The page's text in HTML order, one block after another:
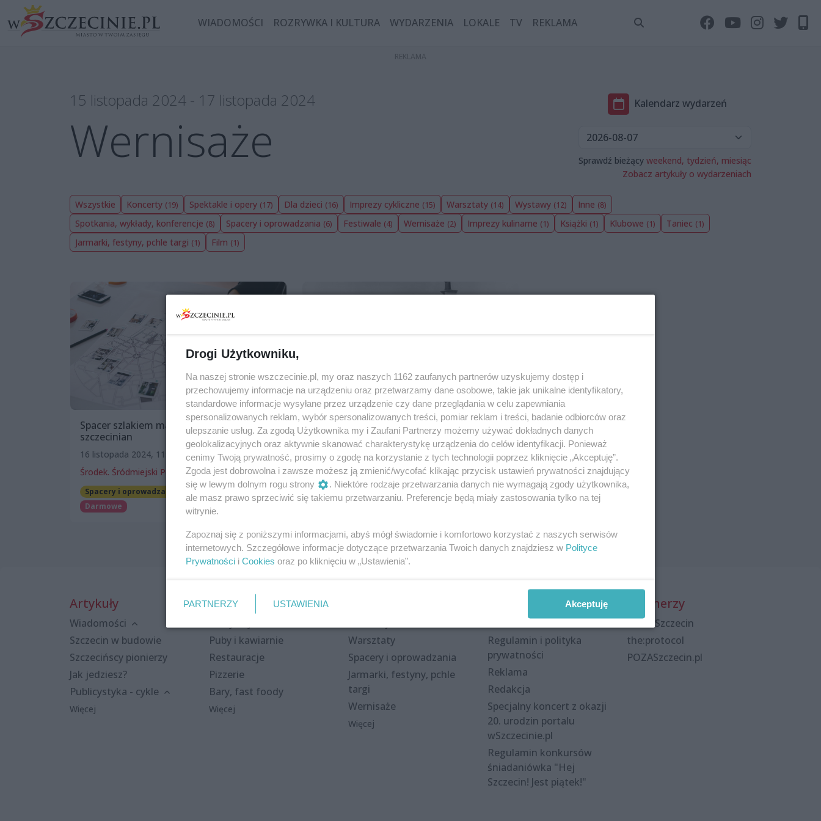
WIADOMOŚCI ROZRYWKA I KULTURA WYDARZENIA LOKALE TV REKLAMA
15 listopada 2024 - 17 listopada 2024
Wernisaże
Kalendarz wydarzeń
Sprawdź bieżący weekend, tydzień, miesiąc
Zobacz artykuły o wydarzeniach
Wszystkie Koncerty (19) Spektakle i opery (17) Dla dzieci (16) Imprezy cykliczne (15) Warsztaty (14) Wystawy (12) Inne (8)
Spotkania, wykłady, konferencje (8) Spacery i oprowadzania (6) Festiwale (4) Wernisaże (2) Imprezy kulinarne (1) Książki (1) Klubowe (1) Taniec (1)
Jarmarki, festyny, pchle targi (1) Film (1)
Spacer szlakiem map stworzonych przez
szczecinian
16 listopada 2024, 11:00
Środek. Śródmiejski Punkt Sąsiedzki
Spacery i oprowadzania
Wernisaże
Darmowe
Max Cegielski & Janek Simon | One man
does not rule a nation | wystawa
Od: 20 września 2024, 11:00
Do: 24 listopada 2024, 19:00
Trafostacja Sztuki
Wernisaże
Artykuły
Wiadomości
Szczecin w budowie
Szczecińscy pionierzy
Jak jedziesz?
Publicystyka - cykle
Więcej
Miejsca
Puby i kawiarnie
Restauracje
Pizzerie
Bary, fast foody
Więcej
Warsztaty
Spacery i oprowadzania
Jarmarki, festyny, pchle
targi
Wernisaże
Więcej
Regulamin i polityka
prywatności
Reklama
Redakcja
Specjalny koncert z okazji
20. urodzin portalu
wSzczecinie.pl
Regulamin konkursów
śniadaniówka "Hej
Szczecin! Jest piątek!"
Partnerzy
Praca Szczecin
the:protocol
POZASzczecin.pl
Drogi Użytkowniku,
Na naszej stronie wszczecinie.pl, my oraz naszych 1162 zaufanych partnerów uzyskujemy dostęp i
przechowujemy informacje na urządzeniu oraz przetwarzamy dane osobowe, takie jak unikalne identyfikatory,
standardowe informacje wysyłane przez urządzenie czy dane przeglądania w celu zapewniania
spersonalizowanych reklam, wybór spersonalizowanych treści, pomiar reklam i treści, badanie odbiorców oraz
ulepszanie usług. Za zgodą Użytkownika my i Zaufani Partnerzy możemy używać dokładnych danych
geolokalizacyjnych oraz aktywnie skanować charakterystykę urządzenia do celów identyfikacji. Ponieważ
cenimy Twoją prywatność, prosimy o zgodę na korzystanie z tych technologii poprzez kliknięcie „Akceptuję”.
Zgoda jest dobrowolna i zawsze możesz ją zmienić/wycofać klikając przycisk ustawień prywatności znajdujący
się w lewym dolnym rogu strony
. Niektóre rodzaje przetwarzania danych nie wymagają zgody użytkownika,
ale masz prawo sprzeciwić się takiemu przetwarzaniu. Preferencje będą miały zastosowania tylko na tej
witrynie.
Zapoznaj się z poniższymi informacjami, abyś mógł świadomie i komfortowo korzystać z naszych serwisów
internetowych. Szczegółowe informacje dotyczące przetwarzania Twoich danych znajdziesz w Polityce
Prywatności i Cookies oraz po kliknięciu w „Ustawienia”.
PARTNERZY USTAWIENIA Akceptuję